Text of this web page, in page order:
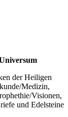
der Heiligen
Medizin,
Visionen,
und Edelsteine